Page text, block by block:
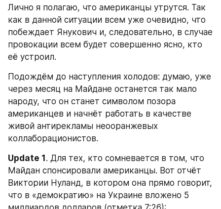
Лично я полагаю, что американцы утрутся. Так
как в данной ситуации всем уже очевидно, что
побеждает Янукович и, следовательно, в случае
провокации всем будет совершенно ясно, кто
её устроил.
Подождём до наступления холодов: думаю, уже
через месяц на Майдане останется так мало
народу, что он станет символом позора
американцев и начнёт работать в качестве
живой антирекламы неооранжевых
коллаборационистов.
Update 1. Для тех, кто сомневается в том, что
Майдан спонсировали американцы. Вот отчёт
Виктории Нуланд, в котором она прямо говорит,
что в «демократию» на Украине вложено 5